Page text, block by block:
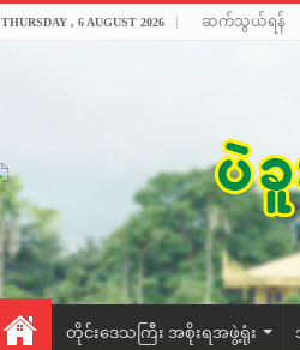
THURSDAY , 6 AUGUST 2026 ဆက်သွယ်ရန်
တိုင်းဒေသကြီး အစိုးရအဖွဲ့ရုံး